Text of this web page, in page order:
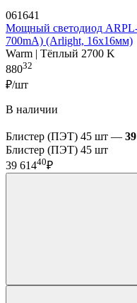
061641
Мощный светодиод ARPL-
700mA) (Arlight, 16х16мм)
Warm | Тёплый 2700 K
88032
₽/шт
В наличии
Блистер (ПЭТ) 45 шт —
Блистер (ПЭТ) 45 шт
39 61440₽